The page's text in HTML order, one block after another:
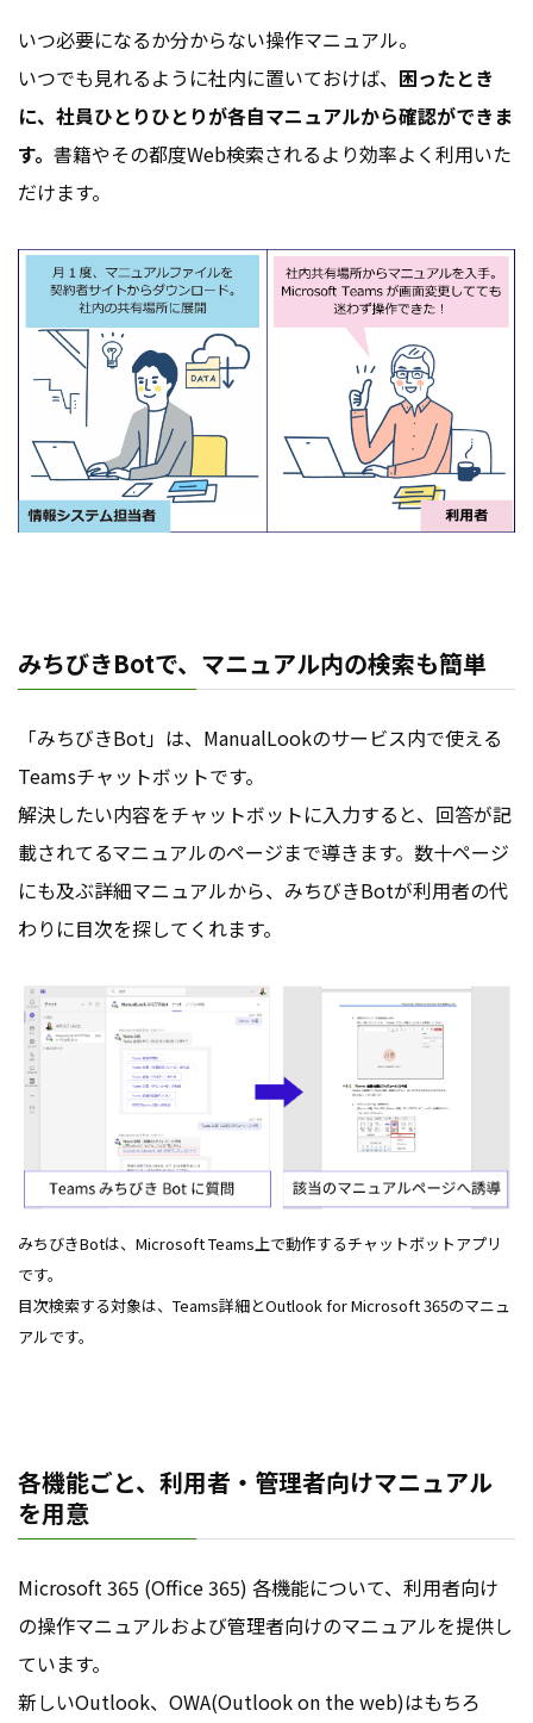
いつ必要になるか分からない操作マニュアル。
いつでも見れるように社内に置いておけば、 困ったとき
に、社員ひとりひとりが各自マニュアルから確認ができま
す。 書籍やその都度Web検索されるより効率よく利用いた
だけます。
みちびきBotで、マニュアル内の検索も簡単
「みちびきBot」は、ManualLookのサービス内で使える
Teamsチャットボットです。
解決したい内容をチャットボットに入力すると、回答が記
載されてるマニュアルのページまで導きます。数十ページ
にも及ぶ詳細マニュアルから、みちびきBotが利用者の代
わりに目次を探してくれます。
みちびきBotは、Microsoft Teams上で動作するチャットボットアプリ
です。
目次検索する対象は、Teams詳細とOutlook for Microsoft 365のマニュ
アルです。
各機能ごと、利用者・管理者向けマニュアル
を用意
Microsoft 365 (Office 365) 各機能について、利用者向け
の操作マニュアルおよび管理者向けのマニュアルを提供し
ています。
新しいOutlook、OWA(Outlook on the web)はもちろ